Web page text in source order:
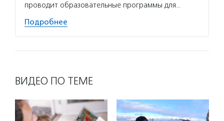
проводит образовательные программы для…
Подробнее
ВИДЕО ПО ТЕМЕ